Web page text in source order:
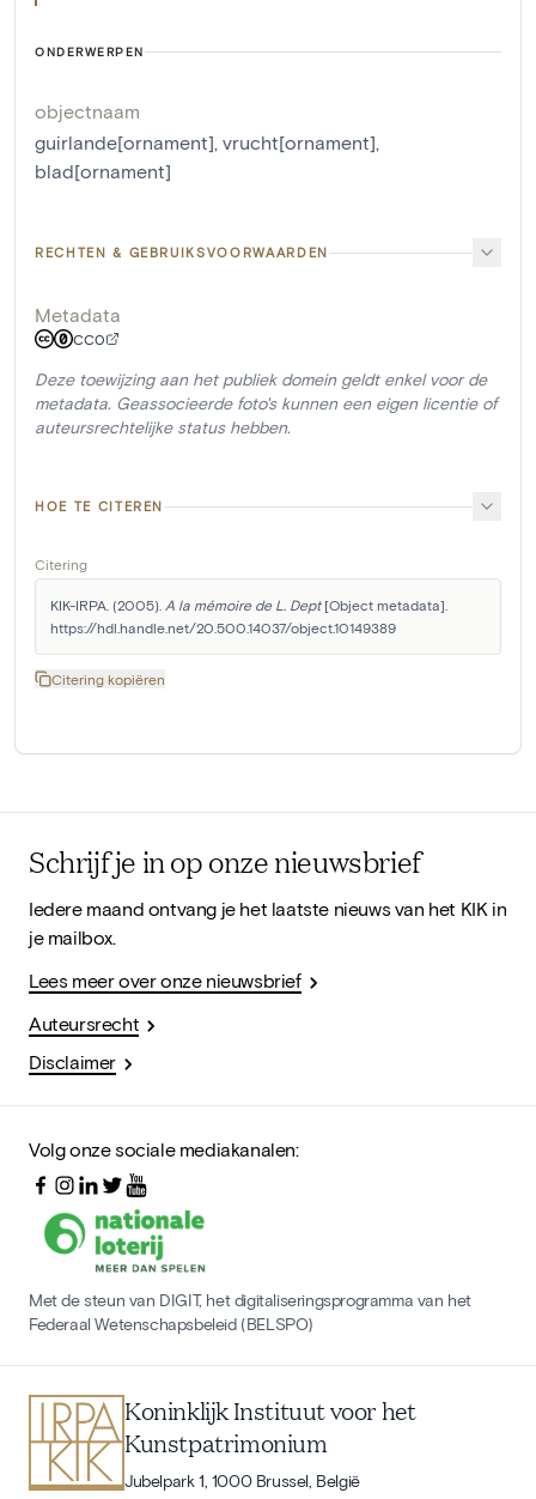
ONDERWERPEN
objectnaam
guirlande[ornament], vrucht[ornament],
blad[ornament]
RECHTEN & GEBRUIKSVOORWAARDEN
Metadata
CC0
Deze toewijzing aan het publiek domein geldt enkel voor de
metadata. Geassocieerde foto's kunnen een eigen licentie of
auteursrechtelijke status hebben.
HOE TE CITEREN
Citering
KIK-IRPA. (2005). A la mémoire de L. Dept [Object metadata].
https://hdl.handle.net/20.500.14037/object.10149389
Citering kopiëren
Schrijf je in op onze nieuwsbrief
Iedere maand ontvang je het laatste nieuws van het KIK in
je mailbox.
Lees meer over onze nieuwsbrief
Auteursrecht
Disclaimer
Volg onze sociale mediakanalen:
Met de steun van DIGIT, het digitaliseringsprogramma van het
Federaal Wetenschapsbeleid (BELSPO)
Koninklijk Instituut voor het
Kunstpatrimonium
Jubelpark 1, 1000 Brussel, België